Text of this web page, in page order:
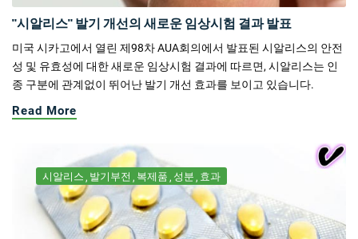
"시알리스" 발기 개선의 새로운 임상시험 결과 발표
미국 시카고에서 열린 제98차 AUA회의에서 발표된 시알리스의 안전
성 및 유효성에 대한 새로운 임상시험 결과에 따르면, 시알리스는 인
종 구분에 관계없이 뛰어난 발기 개선 효과를 보이고 있습니다.
Read More
시알리스 발기부전 복제품 성분 효과